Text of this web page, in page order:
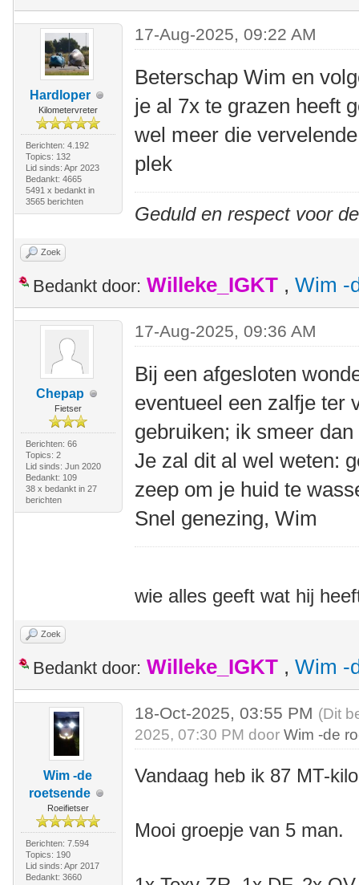
Hardloper
Kilometervreter
Berichten: 4.192
Topics: 132
Lid sinds: Apr 2023
Bedankt: 4665
5491 x bedankt in
3565 berichten
17-Aug-2025, 09:22 AM
Beterschap Wim en
je al 7x te grazen heeft
wel meer die
plek
Geduld en respect voor
Zoek
Bedankt door: Willeke_IGKT , Wim -
Chepap
Fietser
Berichten: 66
Topics: 2
Lid sinds: Jun 2020
Bedankt: 109
38 x bedankt in 27
berichten
17-Aug-2025, 09:36 AM
Bij een afgesloten
eventueel een zalfje ter
gebruiken; ik smeer
Je zal dit al wel weten:
zeep om je huid te
Snel genezing, Wim
wie alles geeft wat hij
Zoek
Bedankt door: Willeke_IGKT , Wim -
Wim -de
roetsende
Roeifietser
Berichten: 7.594
Topics: 190
Lid sinds: Apr 2017
Bedankt: 3660
18-Oct-2025, 03:55 PM (Dit
2025, 07:30 PM doorWim -de
Vandaag heb ik 87 MT-
Mooi groepje van 5 man.